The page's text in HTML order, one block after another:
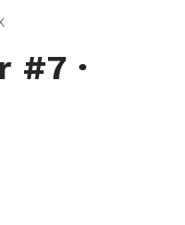
#7⁠ ·